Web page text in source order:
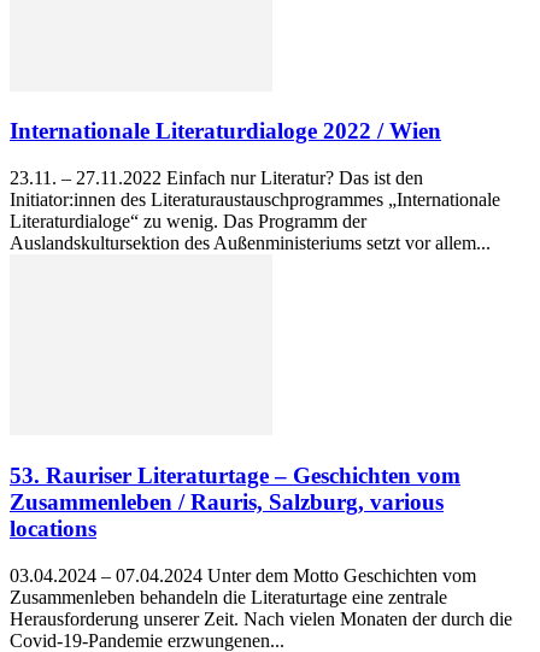
Internationale Literaturdialoge 2022 / Wien
23.11. – 27.11.2022 Einfach nur Literatur? Das ist den
Initiator:innen des Literaturaustauschprogrammes „Internationale
Literaturdialoge“ zu wenig. Das Programm der
Auslandskultursektion des Außenministeriums setzt vor allem...
53. Rauriser Literaturtage – Geschichten vom
Zusammenleben / Rauris, Salzburg, various
locations
03.04.2024 – 07.04.2024 Unter dem Motto Geschichten vom
Zusammenleben behandeln die Literaturtage eine zentrale
Herausforderung unserer Zeit. Nach vielen Monaten der durch die
Covid-19-Pandemie erzwungenen...